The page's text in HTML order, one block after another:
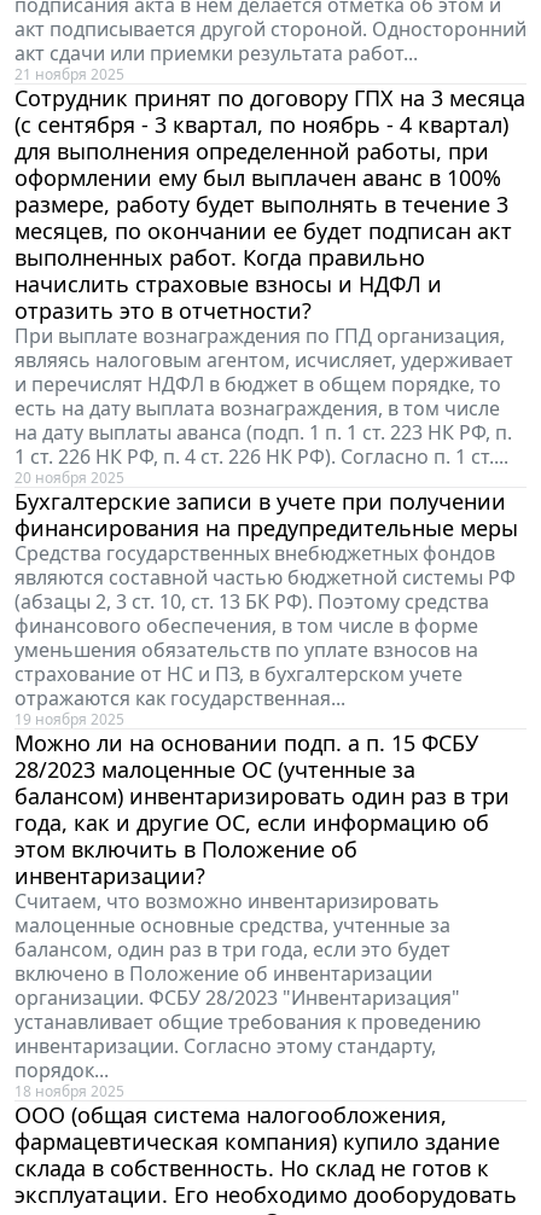
акт подписывается другой стороной. Односторонний
акт сдачи или приемки результата работ...
21 ноября 2025
Сотрудник принят по договору ГПХ на 3 месяца
(с сентября - 3 квартал, по ноябрь - 4 квартал)
для выполнения определенной работы, при
оформлении ему был выплачен аванс в 100%
размере, работу будет выполнять в течение 3
месяцев, по окончании ее будет подписан акт
выполненных работ. Когда правильно
начислить страховые взносы и НДФЛ и
отразить это в отчетности?
При выплате вознаграждения по ГПД организация,
являясь налоговым агентом, исчисляет, удерживает
и перечислят НДФЛ в бюджет в общем порядке, то
есть на дату выплата вознаграждения, в том числе
на дату выплаты аванса (подп. 1 п. 1 ст. 223 НК РФ, п.
1 ст. 226 НК РФ, п. 4 ст. 226 НК РФ). Согласно п. 1 ст....
20 ноября 2025
Бухгалтерские записи в учете при получении
финансирования на предупредительные меры
Средства государственных внебюджетных фондов
являются составной частью бюджетной системы РФ
(абзацы 2, 3 ст. 10, ст. 13 БК РФ). Поэтому средства
финансового обеспечения, в том числе в форме
уменьшения обязательств по уплате взносов на
страхование от НС и ПЗ, в бухгалтерском учете
отражаются как государственная...
19 ноября 2025
Можно ли на основании подп. а п. 15 ФСБУ
28/2023 малоценные ОС (учтенные за
балансом) инвентаризировать один раз в три
года, как и другие ОС, если информацию об
этом включить в Положение об
инвентаризации?
Считаем, что возможно инвентаризировать
малоценные основные средства, учтенные за
балансом, один раз в три года, если это будет
включено в Положение об инвентаризации
организации. ФСБУ 28/2023 "Инвентаризация"
устанавливает общие требования к проведению
инвентаризации. Согласно этому стандарту,
порядок...
18 ноября 2025
ООО (общая система налогообложения,
фармацевтическая компания) купило здание
склада в собственность. Но склад не готов к
эксплуатации. Его необходимо дооборудовать